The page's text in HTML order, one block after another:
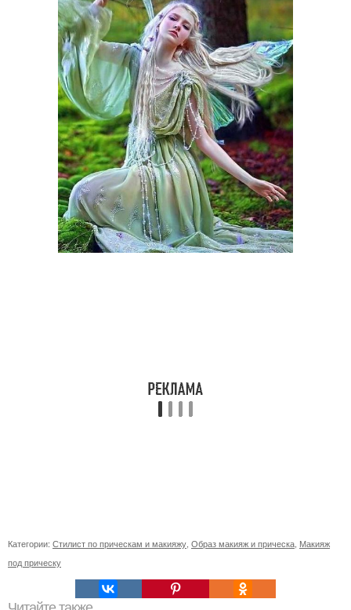
Категории: Стилист по прическам и макияжу Образ макияж и прическа Макияж
под прическу